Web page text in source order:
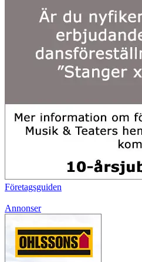
Företagsguiden
Annonser